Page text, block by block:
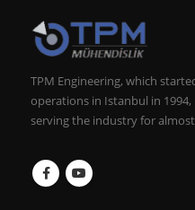
TPM Engineering, which
operations in Istanbul in 1994,
serving the industry for almost